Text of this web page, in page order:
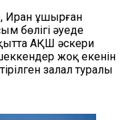
Иран ұшырған
бөлігі әуеде
АҚШ әскери
жоқ екенін
залал туралы